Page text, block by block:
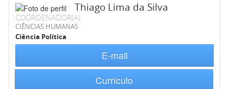
Thiago Lima da Silva
COORDENADOR(A)
CIÊNCIAS HUMANAS
Ciência Política
E-mail
Currículo